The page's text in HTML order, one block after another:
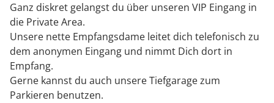
Ganz diskret gelangst du über unseren VIP Eingang in
die Private Area.
Unsere nette Empfangsdame leitet dich telefonisch zu
dem anonymen Eingang und nimmt Dich dort in
Empfang.
Gerne kannst du auch unsere Tiefgarage zum
Parkieren benutzen.